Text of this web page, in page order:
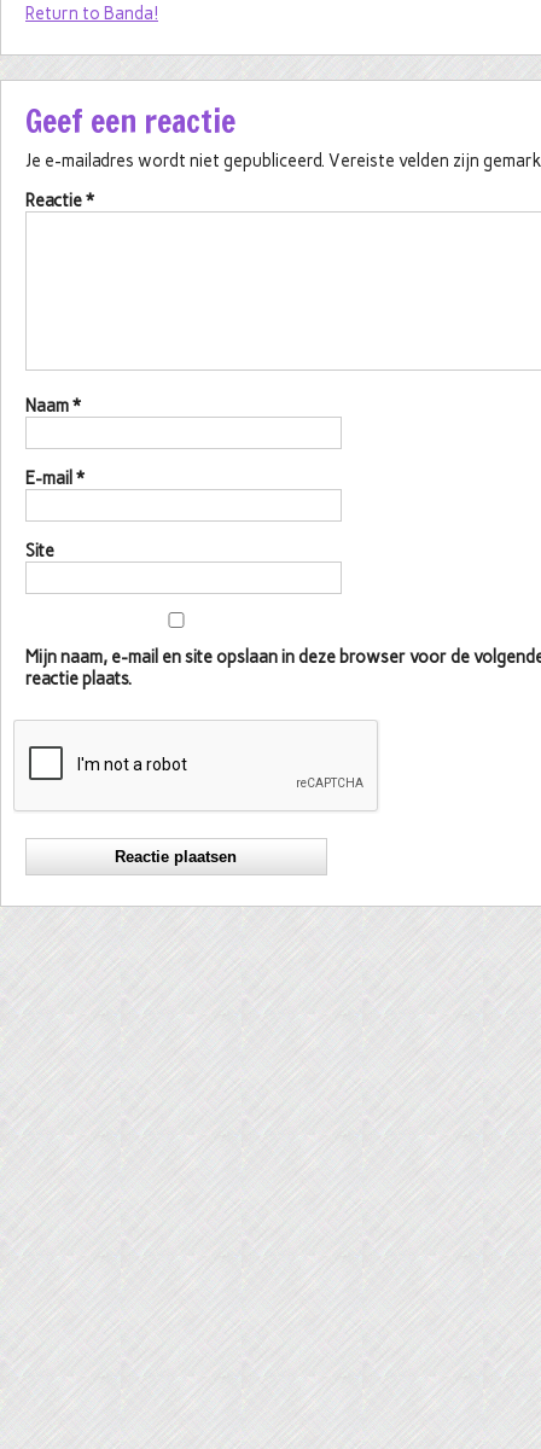
Return to Banda!
Geef een reactie
Je e-mailadres wordt niet gepubliceerd. Vereiste velden zijn
Reactie*
Naam*
E-mail *
Site
Mijn naam, e-mail en site opslaan in deze browser voor de
reactie plaats.